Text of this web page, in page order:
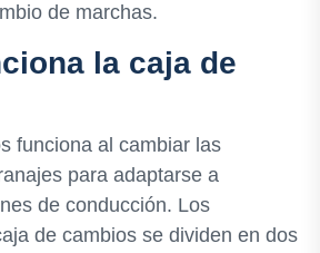
de marchas.
la caja de
funciona al cambiar las
para adaptarse a
de conducción. Los
de cambios se dividen en dos